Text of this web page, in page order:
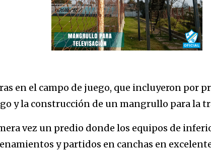
en el campo de juego, que incluyeron por
y la construcción de un mangrullo para la
vez un predio donde los equipos de
y partidos en canchas en